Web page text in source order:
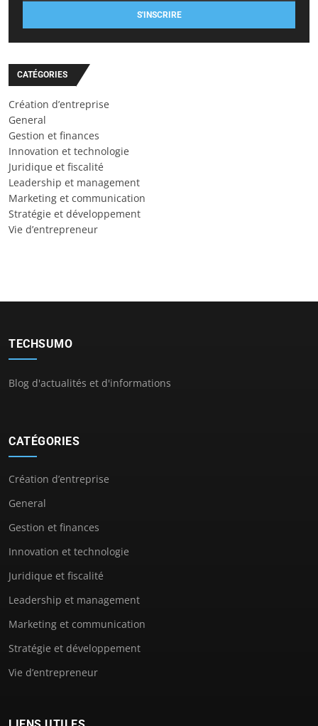
S'INSCRIRE
CATÉGORIES
Création d’entreprise
General
Gestion et finances
Innovation et technologie
Juridique et fiscalité
Leadership et management
Marketing et communication
Stratégie et développement
Vie d’entrepreneur
TECHSUMO
Blog d'actualités et d'informations
CATÉGORIES
Création d’entreprise
General
Gestion et finances
Innovation et technologie
Juridique et fiscalité
Leadership et management
Marketing et communication
Stratégie et développement
Vie d’entrepreneur